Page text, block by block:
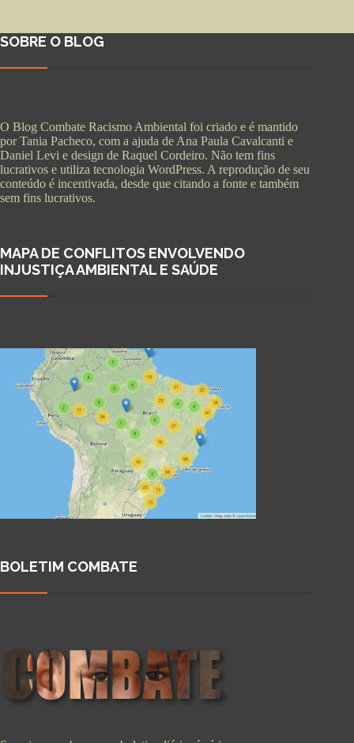
SOBRE O BLOG
O Blog Combate Racismo Ambiental foi criado e é mantido
por Tania Pacheco, com a ajuda de Ana Paula Cavalcanti e
Daniel Levi e design de Raquel Cordeiro. Não tem fins
lucrativos e utiliza tecnologia WordPress. A reprodução de seu
conteúdo é incentivada, desde que citando a fonte e também
sem fins lucrativos.
MAPA DE CONFLITOS ENVOLVENDO
INJUSTIÇA AMBIENTAL E SAÚDE
BOLETIM COMBATE